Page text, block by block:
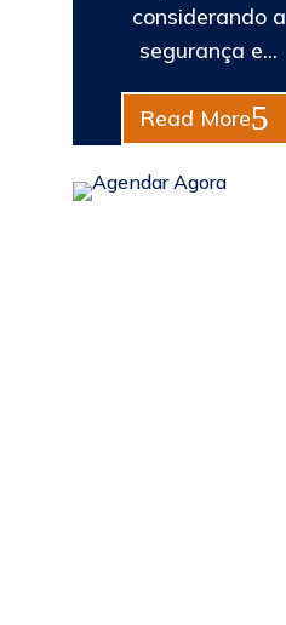
considerando a
segurança e...
Read More